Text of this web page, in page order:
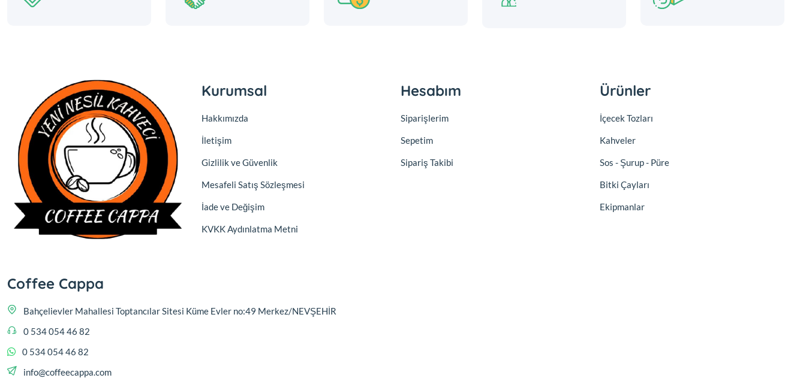
Kurumsal
Hakkımızda
İletişim
Gizlilik ve Güvenlik
Mesafeli Satış Sözleşmesi
İade ve Değişim
KVKK Aydınlatma Metni
Hesabım
Siparişlerim
Sepetim
Sipariş Takibi
Ürünler
İçecek Tozları
Kahveler
Sos - Şurup - Püre
Bitki Çayları
Ekipmanlar
Coffee Cappa
Bahçelievler Mahallesi Toptancılar Sitesi Küme Evler no:49 Merkez/NEVŞEHİR
0 534 054 46 82
0 534 054 46 82
info@coffeecappa.com